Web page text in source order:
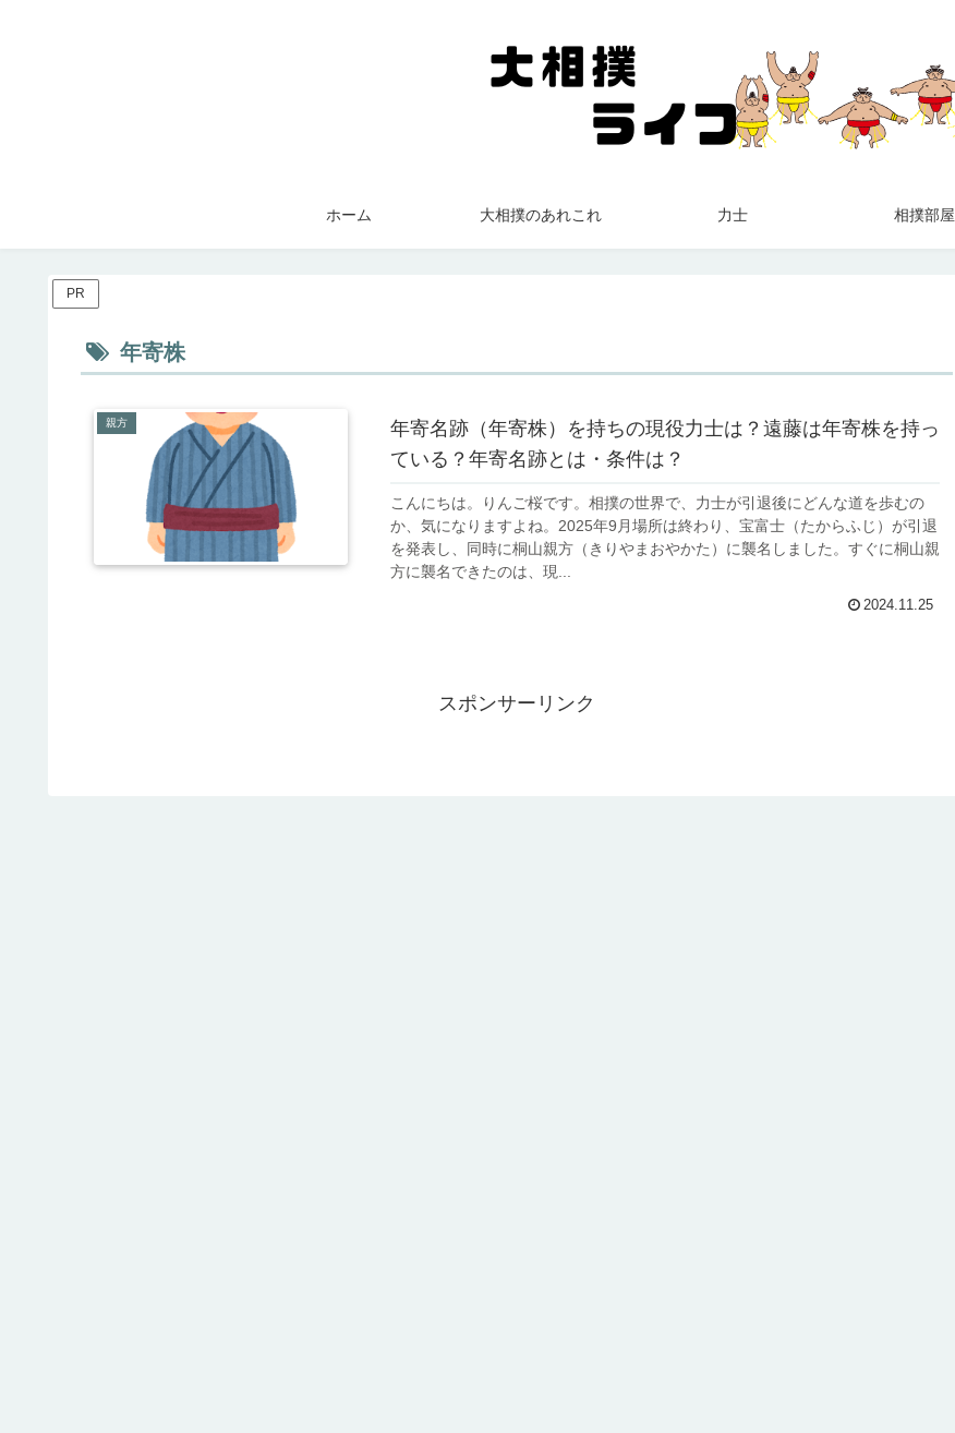
ホーム 大相撲のあれこれ 力士 相撲部屋
PR
年寄株
親方
年寄名跡（年寄株）を持ちの現役力士は？遠藤は年寄株を持っ
ている？年寄名跡とは・条件は？
こんにちは。りんご桜です。相撲の世界で、力士が引退後にどんな道を歩むの
か、気になりますよね。2025年9月場所は終わり、宝富士（たからふじ）が引退
を発表し、同時に桐山親方（きりやまおやかた）に襲名しました。すぐに桐山親
方に襲名できたのは、現...
2024.11.25
スポンサーリンク